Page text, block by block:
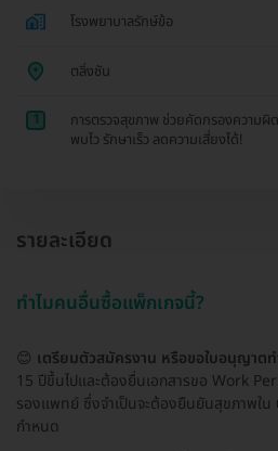
โรงพยาบาลรักษ์ข้อ
ตลิ่งชัน
1
การตรวจสุขภาพ ช่วยคัดกรองความ
พบไว รักษาเร็ว ลดความเสี่ยงได้!
รายละเอียด
ทำไมคนอื่นซื้อแพ็กเกจนี้?
😊 เตรียมตัวสมัครงาน หรือขอใบอนุญาตท
15 ปีขึ้นไปและต้องยื่นเอกสารขอ Work
รองแพทย์ ซึ่งจำเป็นจะต้องยืนยันสุขภาพใ
กำหนด